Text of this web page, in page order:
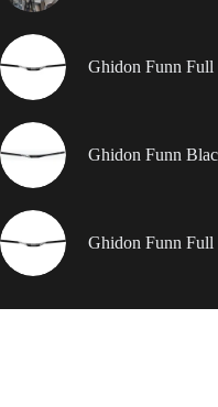
Ghidon Funn
Ghidon Funn
Ghidon Funn